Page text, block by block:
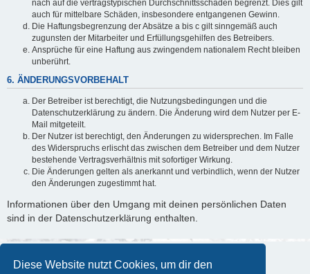
Diese Website nutzt Cookies, um dir den
nach auf die vertragstypischen Durchschnittsschäden begrenzt. Dies gilt
auch für mittelbare Schäden, insbesondere entgangenen Gewinn.
Die Haftungsbegrenzung der Absätze a bis c gilt sinngemäß auch
zugunsten der Mitarbeiter und Erfüllungsgehilfen des Betreibers.
Ansprüche für eine Haftung aus zwingendem nationalem Recht bleiben
unberührt.
6. ÄNDERUNGSVORBEHALT
Der Betreiber ist berechtigt, die Nutzungsbedingungen und die
Datenschutzerklärung zu ändern. Die Änderung wird dem Nutzer per E-
Mail mitgeteilt.
Der Nutzer ist berechtigt, den Änderungen zu widersprechen. Im Falle
des Widerspruchs erlischt das zwischen dem Betreiber und dem Nutzer
bestehende Vertragsverhältnis mit sofortiger Wirkung.
Die Änderungen gelten als anerkannt und verbindlich, wenn der Nutzer
den Änderungen zugestimmt hat.
Informationen über den Umgang mit deinen persönlichen Daten
sind in der Datenschutzerklärung enthalten.